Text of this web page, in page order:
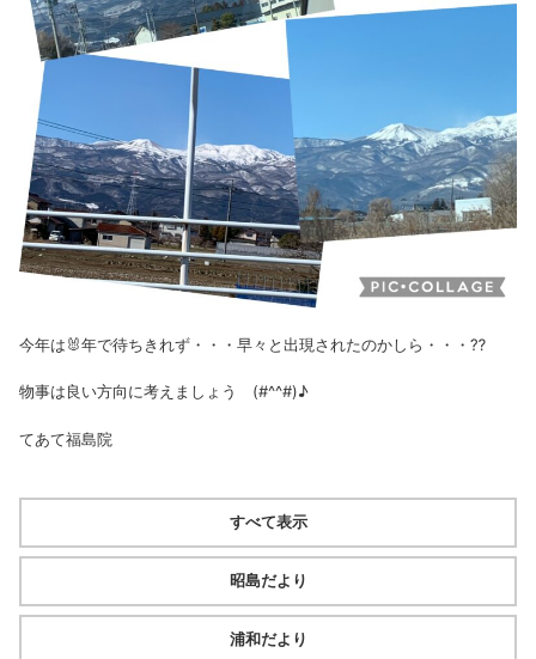
今年は🐰年で待ちきれず・・・早々と出現されたのかしら・・・⁇
物事は良い方向に考えましょう (#^^#)♪
てあて福島院
すべて表示
昭島だより
浦和だより